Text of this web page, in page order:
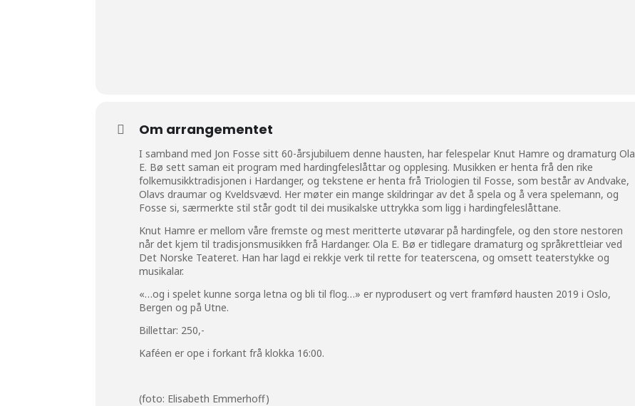
Om arrangementet
I samband med Jon Fosse sitt 60-årsjubiluem denne hausten, har felespelar Knut Hamre og dramaturg Ola
E. Bø sett saman eit program med hardingfeleslåttar og opplesing. Musikken er henta frå den rike
folkemusikktradisjonen i Hardanger, og tekstene er henta frå Triologien til Fosse, som består av Andvake,
Olavs draumar og Kveldsvævd. Her møter ein mange skildringar av det å spela og å vera spelemann, og
Fosse si, særmerkte stil står godt til dei musikalske uttrykka som ligg i hardingfeleslåttane.
Knut Hamre er mellom våre fremste og mest meritterte utøvarar på hardingfele, og den store nestoren
når det kjem til tradisjonsmusikken frå Hardanger. Ola E. Bø er tidlegare dramaturg og språkrettleiar ved
Det Norske Teateret. Han har lagd ei rekkje verk til rette for teaterscena, og omsett teaterstykke og
musikalar.
«…og i spelet kunne sorga letna og bli til flog…» er nyprodusert og vert framførd hausten 2019 i Oslo,
Bergen og på Utne.
Billettar: 250,-
Kaféen er ope i forkant frå klokka 16:00.
(foto: Elisabeth Emmerhoff)